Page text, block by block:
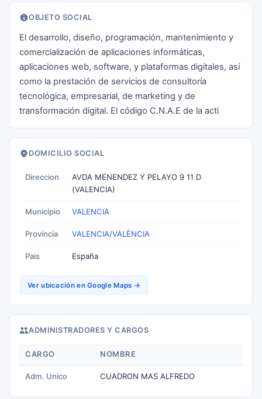
OBJETO SOCIAL
El desarrollo, diseño, programación, mantenimiento y
comercialización de aplicaciones informáticas,
aplicaciones web, software, y plataformas digitales, así
como la prestación de servicios de consultoría
tecnológica, empresarial, de marketing y de
transformación digital. El código C.N.A.E de la acti
DOMICILIO SOCIAL
Direccion
AVDA MENENDEZ Y PELAYO 9 11 D
(VALENCIA)
Municipio VALENCIA
Provincia VALENCIA/VALÈNCIA
Pais España
Ver ubicación en Google Maps →
ADMINISTRADORES Y CARGOS
CARGO NOMBRE
Adm. Unico CUADRON MAS ALFREDO